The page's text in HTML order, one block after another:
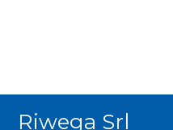
Riwega Srl